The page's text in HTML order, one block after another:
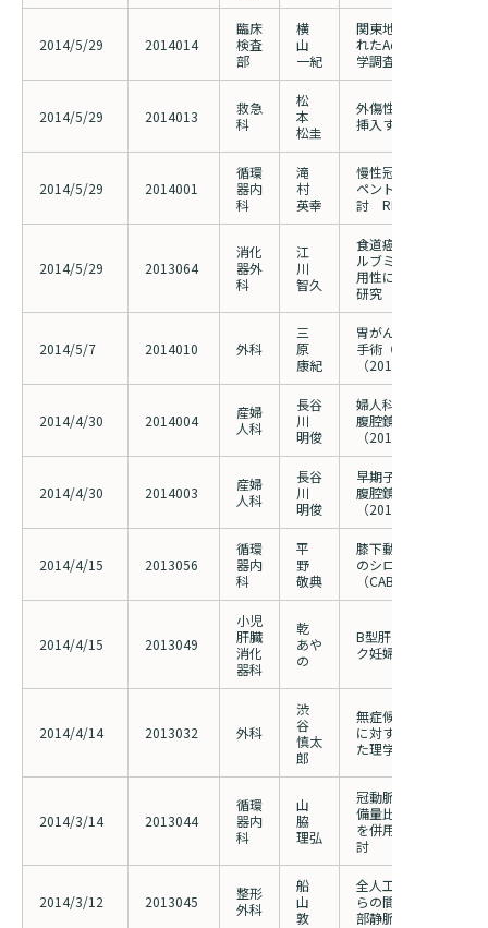
2014/5/29 2014014
臨床
検査
部
横
山
一紀
関東地区の医療施設
れたAcinetobacter属
学調査
2014/5/29 2014013
救急
科
松
本
松圭
外傷性気胸に胸腔ド
挿入する必要性の検討
2014/5/29 2014001
循環
器内
科
滝
村
英幸
慢性冠動脈疾患患者
ペント酸エチルの二
討 RESPECT-EPA
2014/5/29 2013064
消化
器外
科
江
川
智久
食道癌におけるフィ
ルブミンの予後予測
用性に関する多施設
研究
2014/5/7 2014010 外科
三
原
康紀
胃がんに対するロボ
手術（da Vinci）の
（2013023の費用負
2014/4/30 2014004
産婦
人科
長谷
川
明俊
婦人科良性疾患に対
腹腔鏡手術(da
（2012047の費用変
2014/4/30 2014003
産婦
人科
長谷
川
明俊
早期子宮がんに対し
腹腔鏡手術（da
（2012032の費用変
2014/4/15 2013056
循環
器内
科
平
野
敬典
膝下動脈病変に対す
のシロスタゾールの
（CABBEGE）
2014/4/15 2013049
小児
肝臓
消化
器科
乾
あや
の
B型肝炎ウィルス母子
ク妊婦への個別対応
2014/4/14 2013032 外科
渋
谷
慎太
郎
無症候性下腿限局型
に対する、弾性スト
た理学療法の安全性
2014/3/14 2013044
循環
器内
科
山
脇
理弘
冠動脈狭窄病変に対
備量比(iFR)と冠血流
を併用した機能的評
討
2014/3/12 2013045
整形
外科
船
山
敦
全人工股関節置換術
らの間欠的空気圧迫
部静脈血栓症予防に